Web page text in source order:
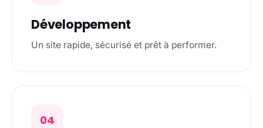
Développement
Un site rapide, sécurisé et prêt à performer.
04